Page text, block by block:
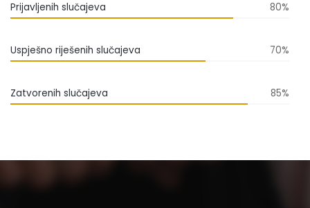
Prijavljenih slučajeva 80%
Uspješno riješenih slučajeva 70%
Zatvorenih slučajeva 85%